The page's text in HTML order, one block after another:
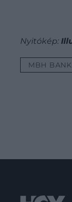
Nyitókép:
MBH BANK